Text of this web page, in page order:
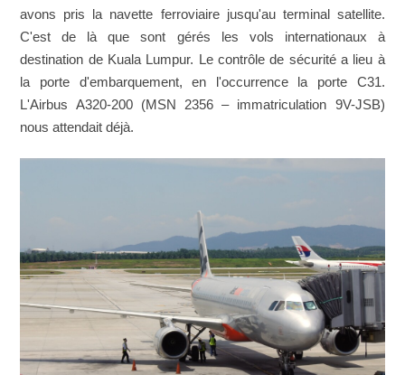
avons pris la navette ferroviaire jusqu'au terminal satellite.
C'est de là que sont gérés les vols internationaux à
destination de Kuala Lumpur. Le contrôle de sécurité a lieu à
la porte d'embarquement, en l'occurrence la porte C31.
L'Airbus A320-200 (MSN 2356 – immatriculation 9V-JSB)
nous attendait déjà.